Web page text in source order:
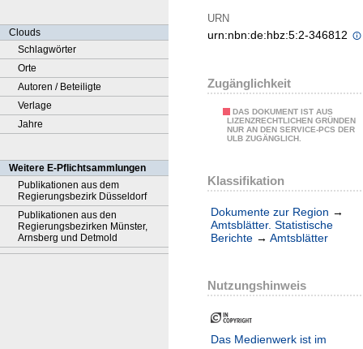
Clouds
Schlagwörter
Orte
Autoren / Beteiligte
Verlage
Jahre
Weitere E-Pflichtsammlungen
Publikationen aus dem
Regierungsbezirk Düsseldorf
Publikationen aus den
Regierungsbezirken Münster,
Arnsberg und Detmold
URN
urn:nbn:de:hbz:5:2-346812
Zugänglichkeit
DAS DOKUMENT IST AUS
LIZENZRECHTLICHEN GRÜNDEN
NUR AN DEN SERVICE-PCS DER
ULB ZUGÄNGLICH.
Klassifikation
Dokumente zur Region →
Amtsblätter. Statistische
Berichte → Amtsblätter
Nutzungshinweis
Das Medienwerk ist im